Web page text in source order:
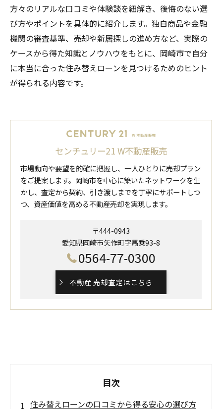
方々のリアルな口コミや体験談を紐解き、後悔のない選
び方やポイントを具体的に紹介します。独自商品や金融
機関の審査基準、売却や新居探しの進め方など、実際の
ケースから得た知識とノウハウをもとに、岡崎市で自分
に本当に合った住み替えローンを見つけるためのヒント
が得られる内容です。
センチュリー21 W不動産販売
市場動向や要望を的確に把握し、一人ひとりに売却プラン
をご提案します。岡崎市を中心に築いたネットワークを生
かし、査定から契約、引き渡しまでを丁寧にサポートしつ
つ、資産価値を高める不動産売却を実現します。
〒444-0943
愛知県岡崎市矢作町字馬乗93-8
0564-77-0300
不動産 売却査定はこちら
目次
住み替えローンの口コミから得る安心の選び方